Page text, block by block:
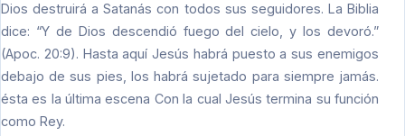
Dios destruirá a Satanás con todos sus seguidores. La Biblia
dice: “Y de Dios descendió fuego del cielo, y los devoró.”
(Apoc. 20:9). Hasta aquí Jesús habrá puesto a sus enemigos
debajo de sus pies, los habrá sujetado para siempre jamás.
ésta es la última escena Con la cual Jesús termina su función
como Rey.